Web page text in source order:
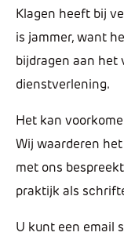
Klagen heeft bij
is jammer, want
bijdragen aan het
dienstverlening.
Het kan
Wij waarderen
met ons
praktijk als
U kunt een email